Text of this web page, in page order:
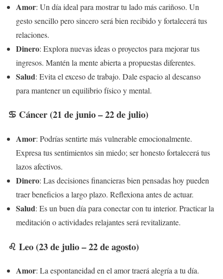
Amor: Un día ideal para mostrar tu lado más cariñoso. Un
gesto sencillo pero sincero será bien recibido y fortalecerá tus
relaciones.
Dinero: Explora nuevas ideas o proyectos para mejorar tus
ingresos. Mantén la mente abierta a propuestas diferentes.
Salud: Evita el exceso de trabajo. Dale espacio al descanso
para mantener un equilibrio físico y mental.
♋ Cáncer (21 de junio – 22 de julio)
Amor: Podrías sentirte más vulnerable emocionalmente.
Expresa tus sentimientos sin miedo; ser honesto fortalecerá tus
lazos afectivos.
Dinero: Las decisiones financieras bien pensadas hoy pueden
traer beneficios a largo plazo. Reflexiona antes de actuar.
Salud: Es un buen día para conectar con tu interior. Practicar la
meditación o actividades relajantes será revitalizante.
♌ Leo (23 de julio – 22 de agosto)
Amor: La espontaneidad en el amor traerá alegría a tu día.